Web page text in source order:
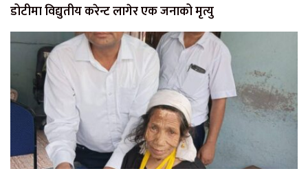
डोटीमा विद्युतीय करेन्ट लागेर एक जनाको मृत्यु